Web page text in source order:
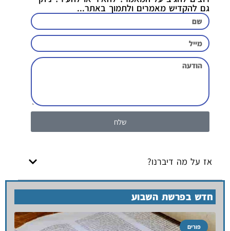
גם להקדיש מאמרים ולתמוך באתר...
שלח
אז על מה דיברנו?
חדש בפרשת השבוע
פורים